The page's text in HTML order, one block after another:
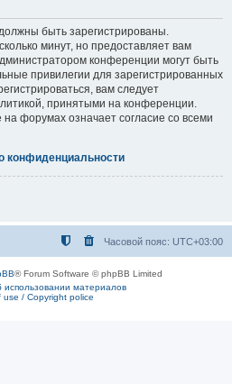
быть зарегистрированы.
минут, но предоставляет вам
конференции могут быть
привилегии для зарегистрированных
вам следует
принятыми на конференции.
форумах означает согласие со всеми
конфиденциальности
Часовой пояс: UTC+03:00
® Forum Software © phpBB Limited
материалов
use / Copyright police